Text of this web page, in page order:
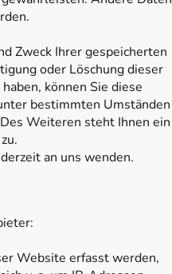
Zweck Ihrer gespeicherten
oder Löschung dieser
können Sie diese
bestimmten Umständen
Weiteren steht Ihnen ein
an uns wenden.
Website erfasst werden,